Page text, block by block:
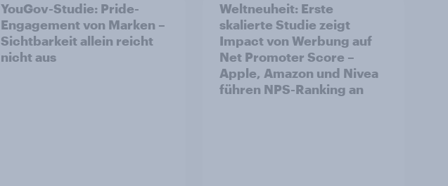
YouGov-Studie: Pride-
Engagement von Marken –
Sichtbarkeit allein reicht
nicht aus
Weltneuheit: Erste
skalierte Studie zeigt
Impact von Werbung auf
Net Promoter Score –
Apple, Amazon und Nivea
führen NPS-Ranking an